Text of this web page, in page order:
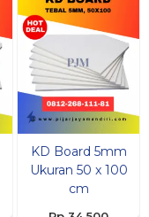
KD Board 5mm
Ukuran 50 x 100
cm